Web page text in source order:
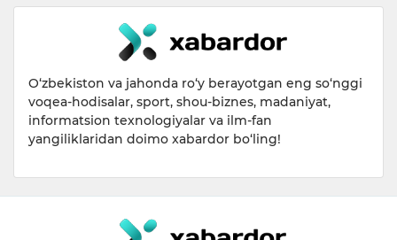
O‘zbekiston va jahonda ro‘y berayotgan eng so‘nggi
voqea-hodisalar, sport, shou-biznes, madaniyat,
informatsion texnologiyalar va ilm-fan
yangiliklaridan doimo xabardor bo‘ling!